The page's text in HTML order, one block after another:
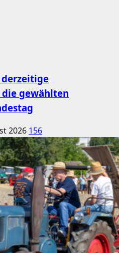
derzeitige
gewählten
2026 156